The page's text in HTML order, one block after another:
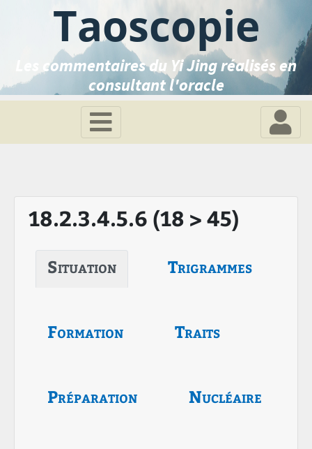
Taoscopie
Les commentaires du Yi Jing réalisés en
consultant l'oracle
18.2.3.4.5.6 (18 > 45)
Situation Trigrammes
Formation Traits
Préparation Nucléaire